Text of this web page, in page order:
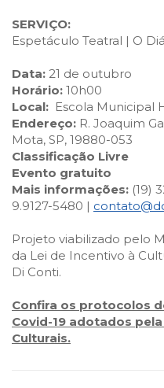
SERVIÇO:
Espetáculo Teatral | O
Data: 21 de outubro
Horário: 10h00
Local: Escola Municipal
Endereço: R. Joaquim
Mota, SP, 19880-053
Classificação Livre
Evento gratuito
Mais informações: (19)
9.9127-5480 |
Projeto viabilizado pelo
da Lei de Incentivo à
Di Conti.
Confira os protocolos
Covid-19 adotados
Culturais.